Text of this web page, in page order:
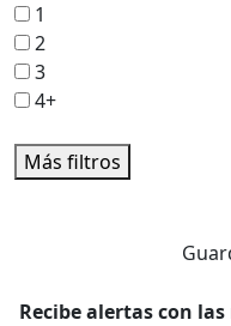
1
2
3
4+
Más filtros
Recibe alertas con